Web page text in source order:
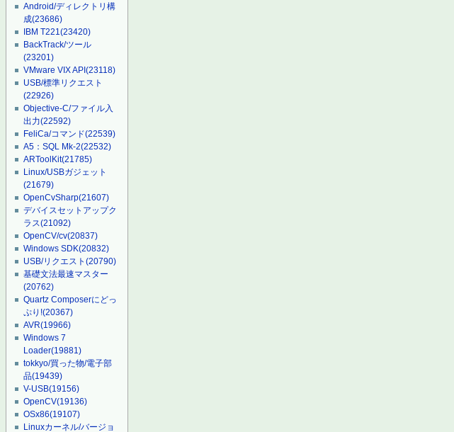
Android/ディレクトリ構
成(23686)
IBM T221(23420)
BackTrack/ツール
(23201)
VMware VIX API(23118)
USB/標準リクエスト
(22926)
Objective-C/ファイル入
出力(22592)
FeliCa/コマンド(22539)
A5：SQL Mk-2(22532)
ARToolKit(21785)
Linux/USBガジェット
(21679)
OpenCvSharp(21607)
デバイスセットアップク
ラス(21092)
OpenCV/cv(20837)
Windows SDK(20832)
USB/リクエスト(20790)
基礎文法最速マスター
(20762)
Quartz Composerにどっ
ぷり!(20367)
AVR(19966)
Windows 7
Loader(19881)
tokkyo/買った物/電子部
品(19439)
V-USB(19156)
OpenCV(19136)
OSx86(19107)
Linuxカーネル/バージョ